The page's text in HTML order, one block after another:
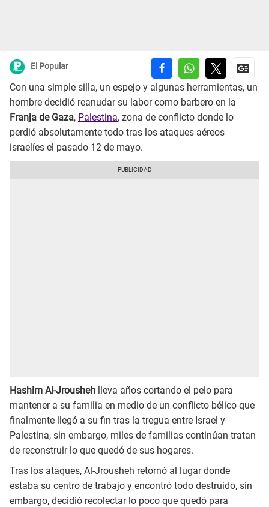
El Popular
Con una simple silla, un espejo y algunas herramientas, un
hombre decidió reanudar su labor como barbero en la
Franja de Gaza, Palestina, zona de conflicto donde lo
perdió absolutamente todo tras los ataques aéreos
israelíes el pasado 12 de mayo.
Hashim Al-Jrousheh lleva años cortando el pelo para
mantener a su familia en medio de un conflicto bélico que
finalmente llegó a su fin tras la tregua entre Israel y
Palestina, sin embargo, miles de familias continúan tratan
de reconstruir lo que quedó de sus hogares.
Tras los ataques, Al-Jrousheh retornó al lugar donde
estaba su centro de trabajo y encontró todo destruido, sin
embargo, decidió recolectar lo poco que quedó para